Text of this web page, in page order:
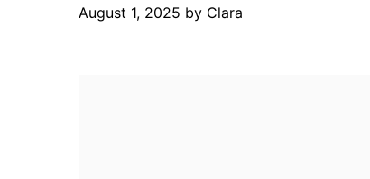
August 1, 2025 by Clara